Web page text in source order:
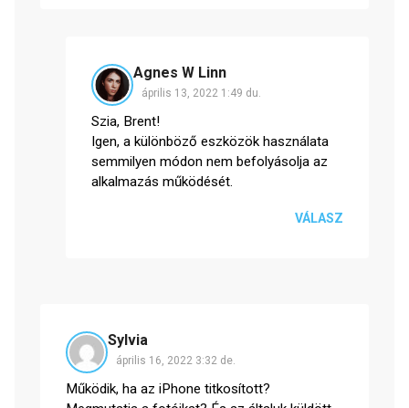
Agnes W Linn
április 13, 2022 1:49 du.
Szia, Brent!
Igen, a különböző eszközök használata
semmilyen módon nem befolyásolja az
alkalmazás működését.
VÁLASZ
Sylvia
április 16, 2022 3:32 de.
Működik, ha az iPhone titkosított?